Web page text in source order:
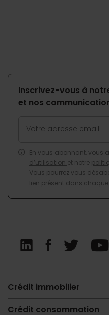
Inscrivez-vous à
et nos
En vous abonnant, vous
d’utilisation et notre
Vous pourrez vous
lien présent dans chaque
Crédit immobilier
Crédit consommation